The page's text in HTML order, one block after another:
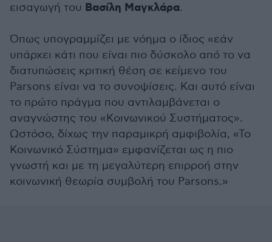
εισαγωγή του Βασίλη Μαγκλάρα.
Όπως υπογραμμίζει με νόημα ο ίδιος «εάν
υπάρχει κάτι που είναι πιο δύσκολο από το να
διατυπώσεις κριτική θέση σε κείμενο του
Parsons είναι να το συνοψίσεις. Και αυτό είναι
το πρώτο πράγμα που αντιλαμβάνεται ο
αναγνώστης του «Κοινωνικού Συστήματος».
Ωστόσο, δίχως την παραμικρή αμφιβολία, «Το
Κοινωνικό Σύστημα» εμφανίζεται ως η πιο
γνωστή και με τη μεγαλύτερη επιρροή στην
κοινωνική θεωρία συμβολή του Parsons.»